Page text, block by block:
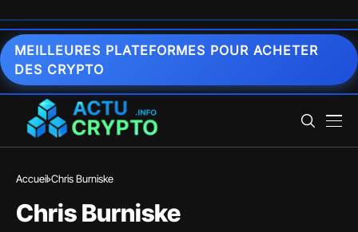
MEILLEURES PLATEFORMES POUR ACHETER
DES CRYPTO
Accueil Chris Burniske
Chris Burniske